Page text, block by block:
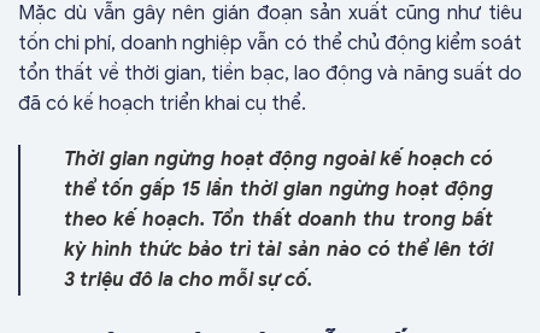
Mặc dù vẫn gây nên gián đoạn sản xuất cũng như tiêu
tốn chi phí, doanh nghiệp vẫn có thể chủ động kiểm soát
tổn thất về thời gian, tiền bạc, lao động và năng suất do
đã có kế hoạch triển khai cụ thể.
Thời gian ngừng hoạt động ngoài kế hoạch có
thể tốn gấp 15 lần thời gian ngừng hoạt động
theo kế hoạch. Tổn thất doanh thu trong bất
kỳ hình thức bảo trì tài sản nào có thể lên tới
3 triệu đô la cho mỗi sự cố.